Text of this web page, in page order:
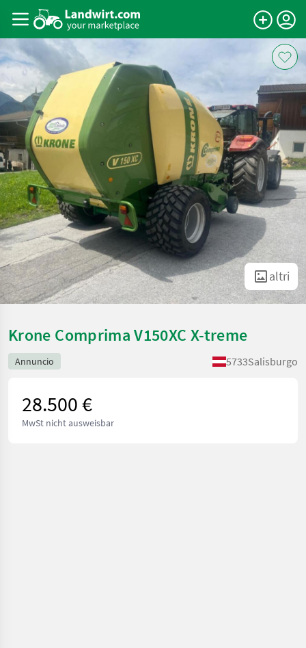
altri
Krone Comprima V150XC X-treme
Annuncio 5733Salisburgo
28.500 €
MwSt nicht ausweisbar